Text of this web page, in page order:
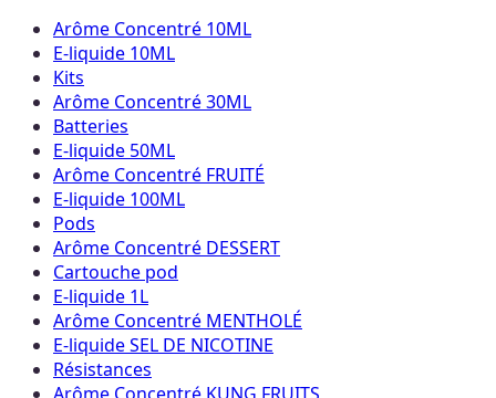
Arôme Concentré 10ML
E-liquide 10ML
Kits
Arôme Concentré 30ML
Batteries
E-liquide 50ML
Arôme Concentré FRUITÉ
E-liquide 100ML
Pods
Arôme Concentré DESSERT
Cartouche pod
E-liquide 1L
Arôme Concentré MENTHOLÉ
E-liquide SEL DE NICOTINE
Résistances